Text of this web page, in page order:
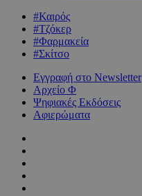
#Καιρός
#Τζόκερ
#Φαρμακεία
#Σκίτσο
Εγγραφή στο Newsletter
Αρχείο Φ
Ψηφιακές Εκδόσεις
Αφιερώματα